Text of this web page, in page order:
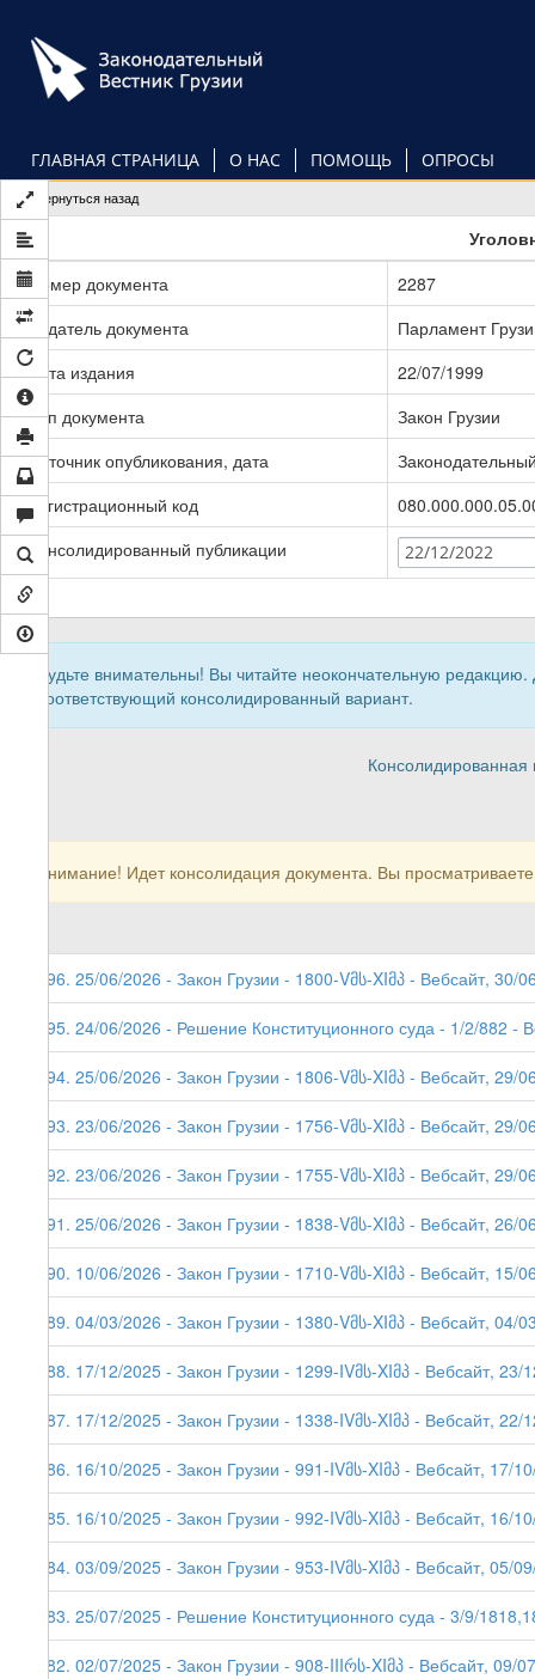
основному
содержанию
ГЛАВНАЯ СТРАНИЦА О НАС ПОМОЩЬ ОПРОСЫ
Вернуться назад
Номер документа
2287
Издатель документа
Парламент
Дата издания
22/07/1999
Тип документа
Закон Грузии
Источник опубликования, дата
Регистрационный код
Консолидированный публикации
22/12/2022
Будьте внимательны! Вы читайте неокончательную
соответствующий консолидированный вариант.
Внимание! Идет консолидация документа. Вы
296. 25/06/2026 - Закон Грузии - 1800-Vმს-XIმპ - Вебсайт, 30/
295. 24/06/2026 - Решение Конституционного суда - 1/2/882 -
294. 25/06/2026 - Закон Грузии - 1806-Vმს-XIმპ - Вебсайт,
293. 23/06/2026 - Закон Грузии - 1756-Vმს-XIმპ - Вебсайт, 29/
292. 23/06/2026 - Закон Грузии - 1755-Vმს-XIმპ - Вебсайт, 29/
291. 25/06/2026 - Закон Грузии - 1838-Vმს-XIმპ - Вебсайт, 26/
290. 10/06/2026 - Закон Грузии - 1710-Vმს-XIმპ - Вебсайт, 15/
289. 04/03/2026 - Закон Грузии - 1380-Vმს-XIმპ - Вебсайт,
288. 17/12/2025 - Закон Грузии - 1299-IVმს-XIმპ - Вебсайт, 23/
287. 17/12/2025 - Закон Грузии - 1338-IVმს-XIმპ - Вебсайт, 22/
286. 16/10/2025 - Закон Грузии - 991-IVმს-XIმპ - Вебсайт, 17/
285. 16/10/2025 - Закон Грузии - 992-IVმს-XIმპ - Вебсайт, 16/
284. 03/09/2025 - Закон Грузии - 953-IVმს-XIმპ - Вебсайт, 05/
283. 25/07/2025 - Решение Конституционного суда - 3/9/
282. 02/07/2025 - Закон Грузии - 908-IIIრს-XIმპ - Вебсайт, 09/